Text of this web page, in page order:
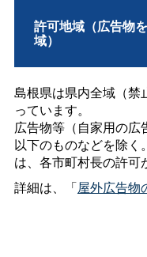
許可地域（広告物
域）
島根県は県内全域（禁
っています。
広告物等（自家用の
以下のものなどを除く
は、各市町村長の許可
詳細は、「屋外広告物